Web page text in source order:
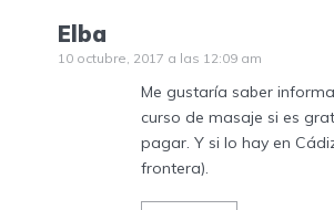
Elba
10 octubre, 2017 a las 12:09 am
Me gustaría saber
curso de masaje si es
pagar. Y si lo hay en
frontera).